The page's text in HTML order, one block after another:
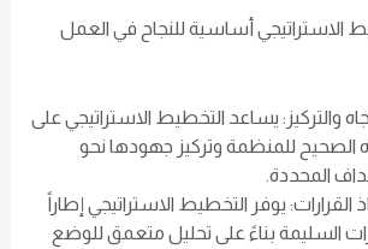
الاستراتيجي أساسية للنجاح في العمل
والتركيز: يساعد التخطيط الاستراتيجي على
الصحيح للمنظمة وتركيز جهودها نحو
المحددة.
القرارات: يوفر التخطيط الاستراتيجي إطاراً
السليمة بناءً على تحليل متعمق للوضع